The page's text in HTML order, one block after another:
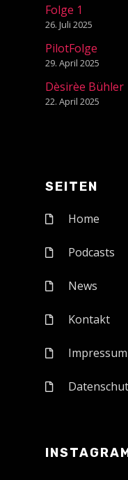
Folge 1
26. Juli 2025
PilotFolge
29. April 2025
Dèsirèe Bühler
22. April 2025
SEITEN
Home
Podcasts
News
Kontakt
Impressum